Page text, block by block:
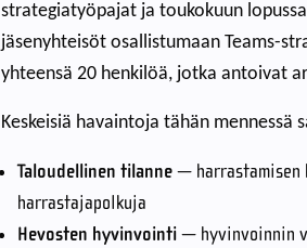
strategiatyöpajat ja toukokuun
jäsenyhteisöt osallistumaan Teams-
yhteensä 20 henkilöä, jotka antoivat
Keskeisiä havaintoja tähän mennessä
Taloudellinen tilanne— harrastamisen
harrastajapolkuja
Hevosten hyvinvointi— hyvinvoinnin